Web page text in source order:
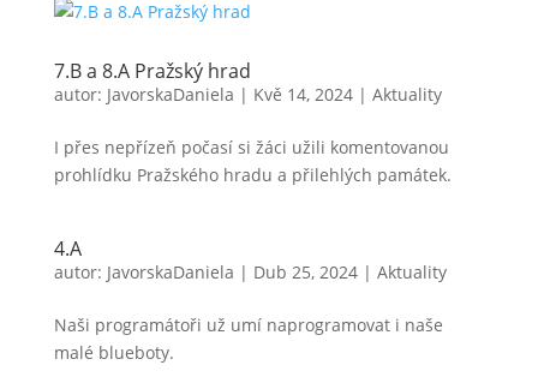
7.B a 8.A Pražský hrad
autor: JavorskaDaniela | Kvě 14, 2024| Aktuality
I přes nepřízeň počasí si žáci užili komentovanou
prohlídku Pražského hradu a přilehlých památek.
4.A
autor: JavorskaDaniela | Dub 25, 2024| Aktuality
Naši programátoři už umí naprogramovat i naše
malé blueboty.